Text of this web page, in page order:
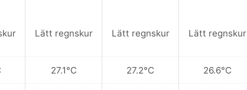
Lätt regnskur
27.1°C
Lätt regnskur
27.2°C
Lätt regnskur
26.6°C